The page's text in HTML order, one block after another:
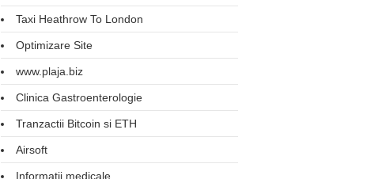
Taxi Heathrow To London
Optimizare Site
www.plaja.biz
Clinica Gastroenterologie
Tranzactii Bitcoin si ETH
Airsoft
Informatii medicale